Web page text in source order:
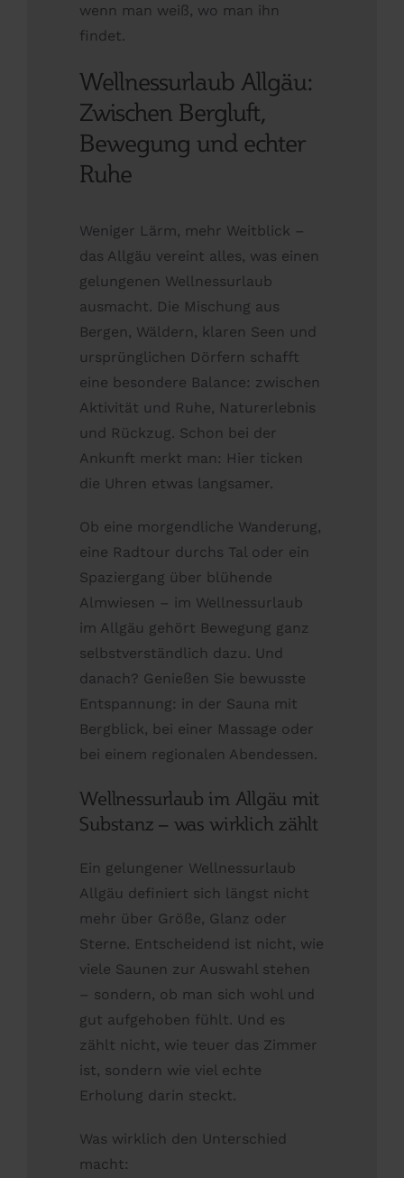
wenn man weiß, wo man ihn
findet.
Wellnessurlaub Allgäu:
Zwischen Bergluft,
Bewegung und echter
Ruhe
Weniger Lärm, mehr Weitblick –
das Allgäu vereint alles, was einen
gelungenen Wellnessurlaub
ausmacht. Die Mischung aus
Bergen, Wäldern, klaren Seen und
ursprünglichen Dörfern schafft
eine besondere Balance: zwischen
Aktivität und Ruhe, Naturerlebnis
und Rückzug. Schon bei der
Ankunft merkt man: Hier ticken
die Uhren etwas langsamer.
Ob eine morgendliche Wanderung,
eine Radtour durchs Tal oder ein
Spaziergang über blühende
Almwiesen – im Wellnessurlaub
im Allgäu gehört Bewegung ganz
selbstverständlich dazu. Und
danach? Genießen Sie bewusste
Entspannung: in der Sauna mit
Bergblick, bei einer Massage oder
bei einem regionalen Abendessen.
Wellnessurlaub im Allgäu mit
Substanz – was wirklich zählt
Ein gelungener Wellnessurlaub
Allgäu definiert sich längst nicht
mehr über Größe, Glanz oder
Sterne. Entscheidend ist nicht, wie
viele Saunen zur Auswahl stehen
– sondern, ob man sich wohl und
gut aufgehoben fühlt. Und es
zählt nicht, wie teuer das Zimmer
ist, sondern wie viel echte
Erholung darin steckt.
Was wirklich den Unterschied
macht: